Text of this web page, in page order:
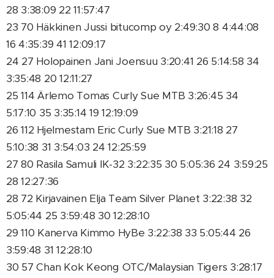
28 3:38:09 22 11:57:47
23 70 Häkkinen Jussi bitucomp oy 2:49:30 8 4:44:08
16 4:35:39 41 12:09:17
24 27 Holopainen Jani Joensuu 3:20:41 26 5:14:58 34
3:35:48 20 12:11:27
25 114 Ärlemo Tomas Curly Sue MTB 3:26:45 34
5:17:10 35 3:35:14 19 12:19:09
26 112 Hjelmestam Eric Curly Sue MTB 3:21:18 27
5:10:38 31 3:54:03 24 12:25:59
27 80 Rasila Samuli IK-32 3:22:35 30 5:05:36 24 3:59:25
28 12:27:36
28 72 Kirjavainen Elja Team Silver Planet 3:22:38 32
5:05:44 25 3:59:48 30 12:28:10
29 110 Kanerva Kimmo HyBe 3:22:38 33 5:05:44 26
3:59:48 31 12:28:10
30 57 Chan Kok Keong OTC/Malaysian Tigers 3:28:17